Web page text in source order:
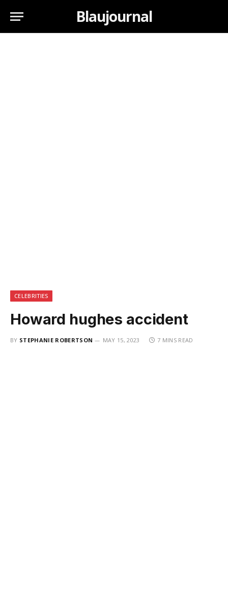
Blaujournal
CELEBRITIES
Howard hughes accident
BY STEPHANIE ROBERTSON MAY 15, 2023 7 MINS READ